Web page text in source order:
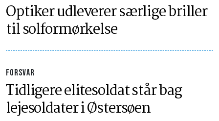
Optiker udleverer særlige briller
til solformørkelse
FORSVAR
Tidligere elitesoldat står bag
lejesoldater i Østersøen